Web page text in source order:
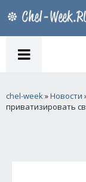
chel-week»Новости
приватизировать